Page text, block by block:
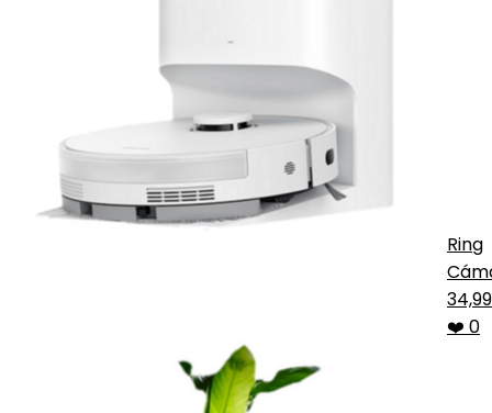
Ring
❤️ 0